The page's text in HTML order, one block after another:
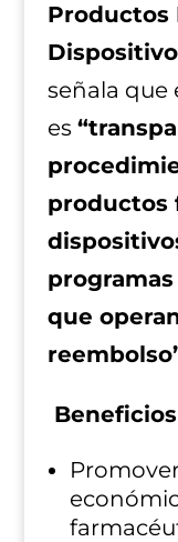
Productos
señala que
es
productos
que